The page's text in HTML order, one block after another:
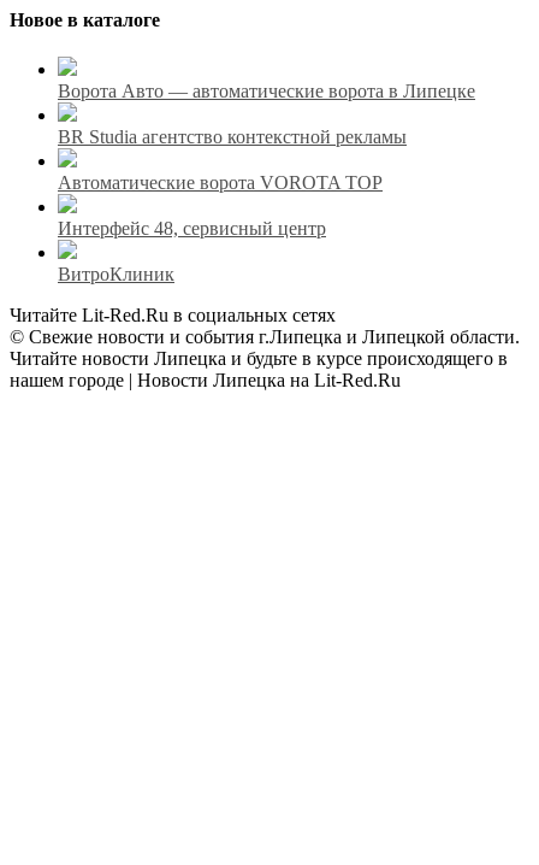
Новое в каталоге
Ворота Авто — автоматические ворота в Липецке
BR Studia агентство контекстной рекламы
Автоматические ворота VOROTA TOP
Интерфейс 48, сервисный центр
ВитроКлиник
Читайте Lit-Red.Ru в социальных сетях
© Свежие новости и события г.Липецка и Липецкой области.
Читайте новости Липецка и будьте в курсе происходящего в
нашем городе | Новости Липецка на Lit-Red.Ru